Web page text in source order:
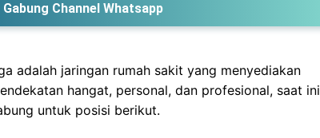
Gabung Channel Whatsapp
adalah jaringan rumah sakit yang menyediakan
hangat, personal, dan profesional, saat ini
untuk posisi berikut.